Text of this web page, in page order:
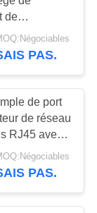
20
de
du fermoir
de courroie
PAS.
de port
de réseau
RJ45 avec
deux côtés
PAS.